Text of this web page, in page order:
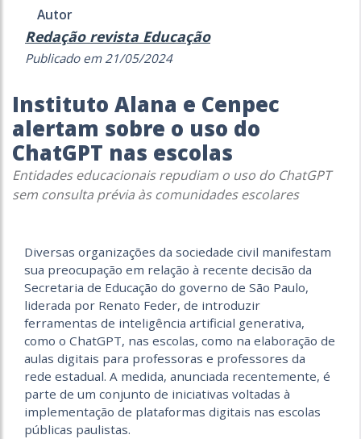
Autor
Redação revista Educação
Publicado em 21/05/2024
Instituto Alana e Cenpec
alertam sobre o uso do
ChatGPT nas escolas
Entidades educacionais repudiam o uso do ChatGPT
sem consulta prévia às comunidades escolares
Diversas organizações da sociedade civil manifestam
sua preocupação em relação à recente decisão da
Secretaria de Educação do governo de São Paulo,
liderada por Renato Feder, de introduzir
ferramentas de inteligência artificial generativa,
como o ChatGPT, nas escolas, como na elaboração de
aulas digitais para professoras e professores da
rede estadual. A medida, anunciada recentemente, é
parte de um conjunto de iniciativas voltadas à
implementação de plataformas digitais nas escolas
públicas paulistas.